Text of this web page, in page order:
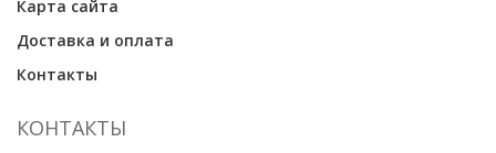
Карта сайта
Доставка и оплата
Контакты
КОНТАКТЫ